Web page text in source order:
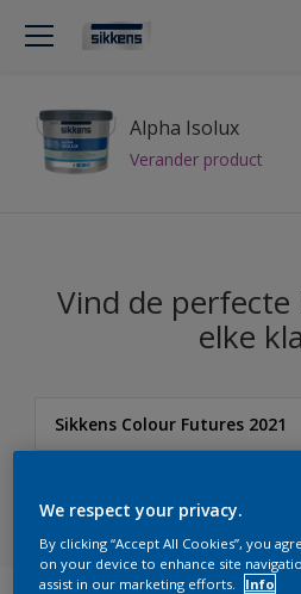
Alpha Isolux
Verander product
Vind de
elke
Sikkens Colour Futures 2021
Sikkens Colour Futures 2025
We respect your privacy.
By clicking “Accept All Cookies”, you
on your device to enhance site
assist in our marketing efforts.
Info